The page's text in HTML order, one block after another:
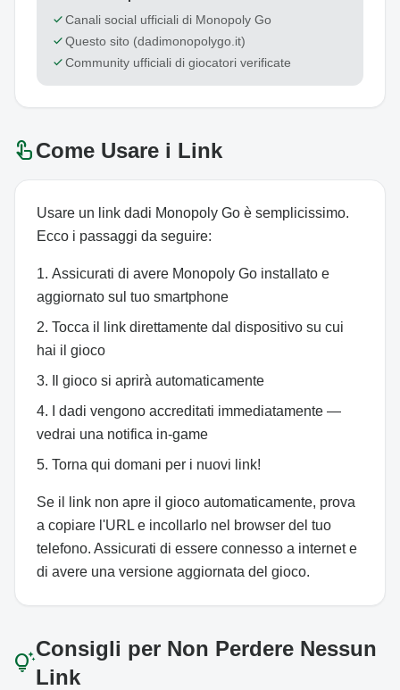
checkCanali social ufficiali di Monopoly Go
checkQuesto sito (dadimonopolygo.it)
checkCommunity ufficiali di giocatori verificate
touch_appCome Usare i Link
Usare un link dadi Monopoly Go è semplicissimo.
Ecco i passaggi da seguire:
Assicurati di avere Monopoly Go installato e
aggiornato sul tuo smartphone
Tocca il link direttamente dal dispositivo su cui
hai il gioco
Il gioco si aprirà automaticamente
I dadi vengono accreditati immediatamente —
vedrai una notifica in-game
Torna qui domani per i nuovi link!
Se il link non apre il gioco automaticamente, prova
a copiare l'URL e incollarlo nel browser del tuo
telefono. Assicurati di essere connesso a internet e
di avere una versione aggiornata del gioco.
tips_and_updates
Consigli per Non Perdere Nessun
Link